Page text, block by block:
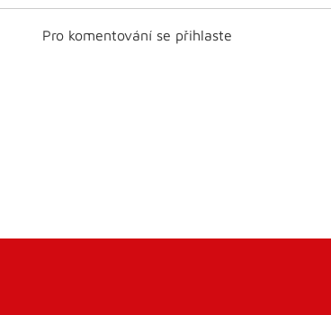
Pro komentování se přihlaste